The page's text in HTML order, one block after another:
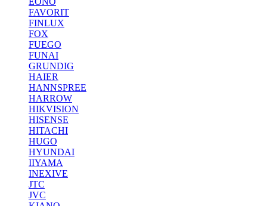
FAVORIT
FINLUX
FOX
FUEGO
FUNAI
GRUNDIG
HAIER
HANNSPREE
HARROW
HIKVISION
HISENSE
HITACHI
HUGO
HYUNDAI
IIYAMA
INEXIVE
JTC
JVC